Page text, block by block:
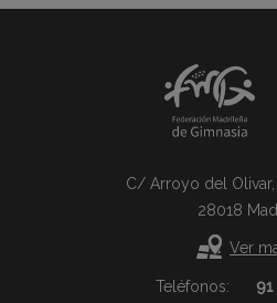
C/ Arroyo del Olivar,
28018
Ver
Teléfonos: